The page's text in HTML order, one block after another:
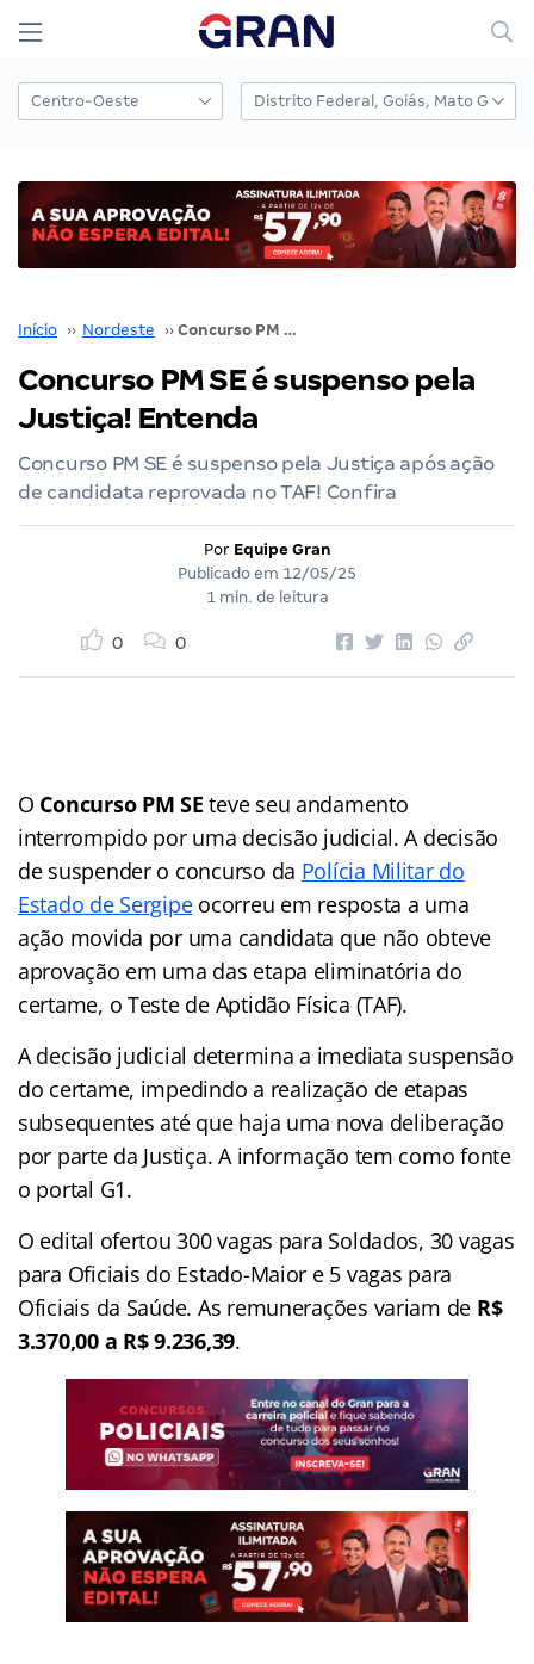
Início ›› Nordeste ›› Concurso PM SE é suspenso pela Justiça! Entenda
Concurso PM SE é suspenso pela
Justiça! Entenda
Concurso PM SE é suspenso pela Justiça após ação
de candidata reprovada no TAF! Confira
Por Equipe Gran
Publicado em 12/05/25
1 min. de leitura
0 0
O Concurso PM SE teve seu andamento
interrompido por uma decisão judicial. A decisão
de suspender o concurso da Polícia Militar do
Estado de Sergipeocorreu em resposta a uma
ação movida por uma candidata que não obteve
aprovação em uma das etapa eliminatória do
certame, o Teste de Aptidão Física (TAF).
A decisão judicial determina a imediata suspensão
do certame, impedindo a realização de etapas
subsequentes até que haja uma nova deliberação
por parte da Justiça. A informação tem como fonte
o portal G1.
O edital ofertou 300 vagas para Soldados, 30 vagas
para Oficiais do Estado-Maior e 5 vagas para
Oficiais da Saúde. As remunerações variam de R$
3.370,00 a R$ 9.236,39.